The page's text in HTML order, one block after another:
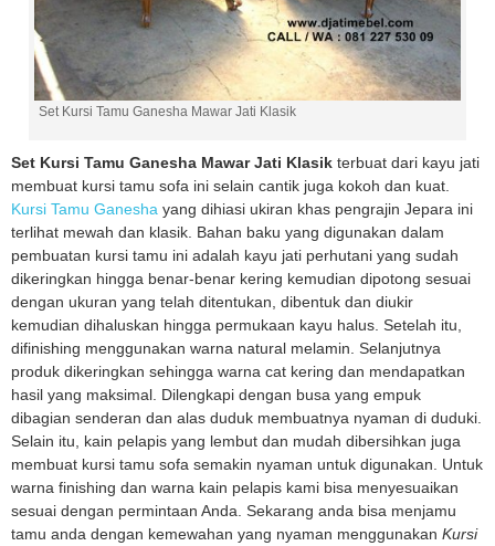
Set Kursi Tamu Ganesha Mawar Jati Klasik
Set Kursi Tamu Ganesha Mawar Jati Klasik terbuat dari kayu jati
membuat kursi tamu sofa ini selain cantik juga kokoh dan kuat.
Kursi Tamu Ganesha yang dihiasi ukiran khas pengrajin Jepara ini
terlihat mewah dan klasik. Bahan baku yang digunakan dalam
pembuatan kursi tamu ini adalah kayu jati perhutani yang sudah
dikeringkan hingga benar-benar kering kemudian dipotong sesuai
dengan ukuran yang telah ditentukan, dibentuk dan diukir
kemudian dihaluskan hingga permukaan kayu halus. Setelah itu,
difinishing menggunakan warna natural melamin. Selanjutnya
produk dikeringkan sehingga warna cat kering dan mendapatkan
hasil yang maksimal. Dilengkapi dengan busa yang empuk
dibagian senderan dan alas duduk membuatnya nyaman di duduki.
Selain itu, kain pelapis yang lembut dan mudah dibersihkan juga
membuat kursi tamu sofa semakin nyaman untuk digunakan. Untuk
warna finishing dan warna kain pelapis kami bisa menyesuaikan
sesuai dengan permintaan Anda. Sekarang anda bisa menjamu
tamu anda dengan kemewahan yang nyaman menggunakan Kursi